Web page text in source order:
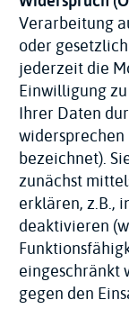
Verarbeitung
oder
jederzeit die
Einwilligung
Ihrer Daten
widersprechen
bezeichnet).
zunächst
erklären, z.B.,
deaktivieren
eingeschränkt
gegen den